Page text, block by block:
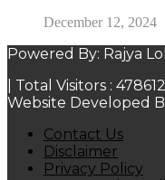
December 12, 2024
Powered By: Rajya
| Total Visitors : 478612
Website Developed
Contact Us
Disclaimer
Privacy Policy